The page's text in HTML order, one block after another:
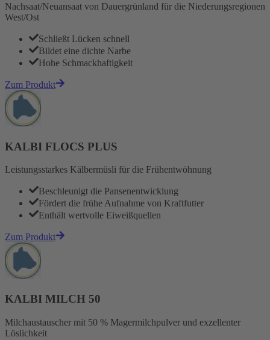
Nachsaat/Neuansaat von Dauergrünland für die Niederungsregionen
West/Ost
Schließt Lücken schnell
Bildet eine dichte Narbe
Hohe Schmackhaftigkeit
Zum Produkt
KALBI FLOCS PLUS
Leistungsstarkes Kälbermüsli für die Frühentwöhnung
Beschleunigt die Pansenentwicklung
Fördert die frühe Aufnahme von Kraftfutter
Enthält wertvolle Eiweißquellen
Zum Produkt
KALBI MILCH 50
Milchaustauscher mit 50 % Magermilchpulver und exzellenter
Löslichkeit